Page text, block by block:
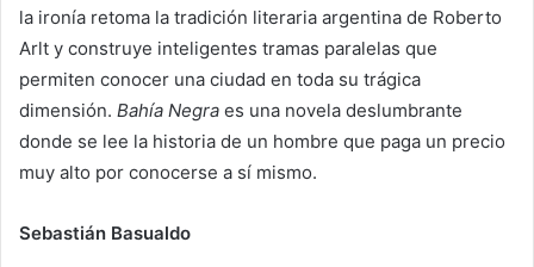
la ironía retoma la tradición literaria argentina de Roberto
Arlt y construye inteligentes tramas paralelas que
permiten conocer una ciudad en toda su trágica
dimensión. Bahía Negra es una novela deslumbrante
donde se lee la historia de un hombre que paga un precio
muy alto por conocerse a sí mismo.
Sebastián Basualdo